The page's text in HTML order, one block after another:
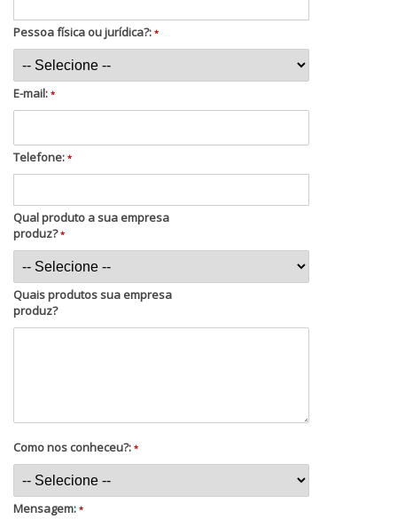
Pessoa física ou jurídica?: *
E-mail: *
Telefone: *
Qual produto a sua empresa
produz?*
Quais produtos sua empresa
produz?
Como nos conheceu?: *
Mensagem: *